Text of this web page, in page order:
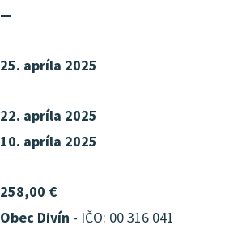
—
25. apríla 2025
22. apríla 2025
10. apríla 2025
258,00 €
Obec Divín - IČO: 00 316 041